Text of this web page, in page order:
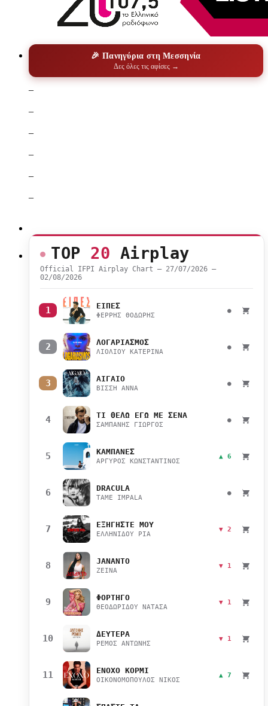
🎉 Πανηγύρια στη Μεσσηνία
Δες όλες τις αφίσες →
–
–
–
–
–
–
TOP 20 Airplay
Official IFPI Airplay Chart — 27/07/2026 –
02/08/2026
1 ΕΙΠΕΣ
ΦΕΡΡΗΣ ΘΟΔΩΡΗΣ
●
2 ΛΟΓΑΡΙΑΣΜΟΣ
ΛΙΟΛΙΟΥ ΚΑΤΕΡΙΝΑ
●
3 ΑΙΓΑΙΟ
ΒΙΣΣΗ ΑΝΝΑ
●
4 ΤΙ ΘΕΛΩ ΕΓΩ ΜΕ ΣΕΝΑ
ΣΑΜΠΑΝΗΣ ΓΙΩΡΓΟΣ
●
5 ΚΑΜΠΑΝΕΣ
ΑΡΓΥΡΟΣ ΚΩΝΣΤΑΝΤΙΝΟΣ
▲ 6
6 DRACULA
TAME IMPALA
●
7 ΕΞΗΓΗΣΤΕ ΜΟΥ
ΕΛΛΗΝΙΔΟΥ ΡΙΑ
▼ 2
8 JANANTO
ZEINA
▼ 1
9 ΦΟΡΤΗΓΟ
ΘΕΟΔΩΡΙΔΟΥ ΝΑΤΑΣΑ
▼ 1
10 ΔΕΥΤΕΡΑ
ΡΕΜΟΣ ΑΝΤΩΝΗΣ
▼ 1
11 ΕΝΟΧΟ ΚΟΡΜΙ
ΟΙΚΟΝΟΜΟΠΟΥΛΟΣ ΝΙΚΟΣ
▲ 7